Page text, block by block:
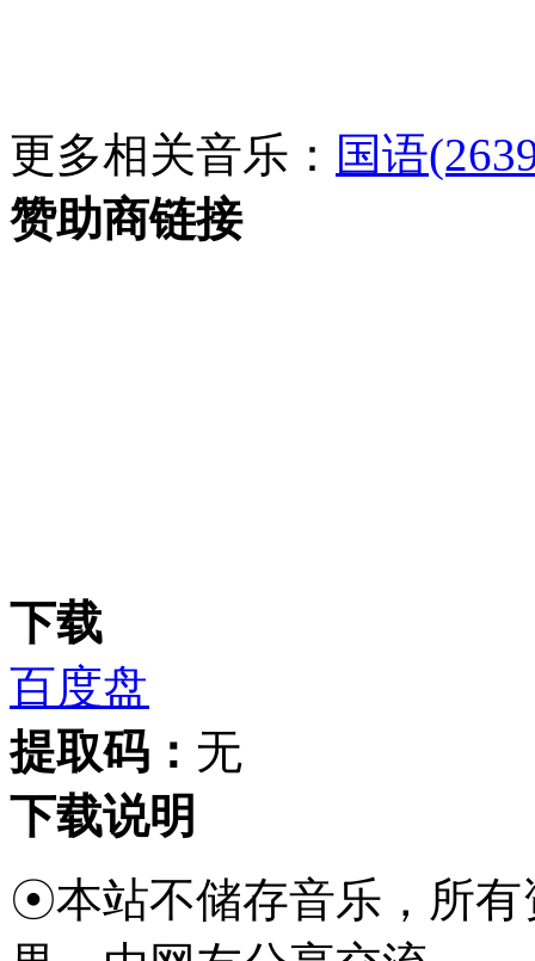
更多相关音乐： 国语
赞助商链接
下载
百度盘
提取码： 无
下载说明
☉本站不储存音乐，所有